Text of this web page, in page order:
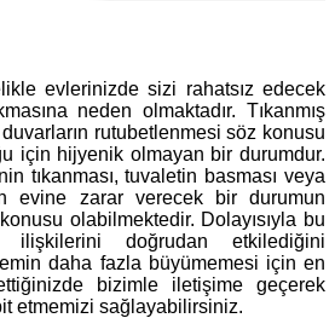
evlerinizde sizi rahatsız edecek
neden olmaktadır. Tıkanmış
rutubetlenmesi söz konusu
için hijyenik olmayan bir durumdur.
tıkanması, tuvaletin basması veya
evine zarar verecek bir durumun
olabilmektedir. Dolayısıyla bu
ilişkilerini doğrudan etkilediğini
daha fazla büyümemesi için en
bizimle iletişime geçerek
etmemizi sağlayabilirsiniz.